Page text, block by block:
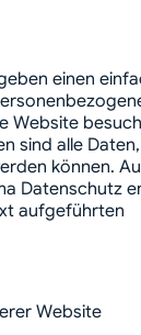
einen
Website
sind alle
können.
Datenschutz
aufgeführten
Website